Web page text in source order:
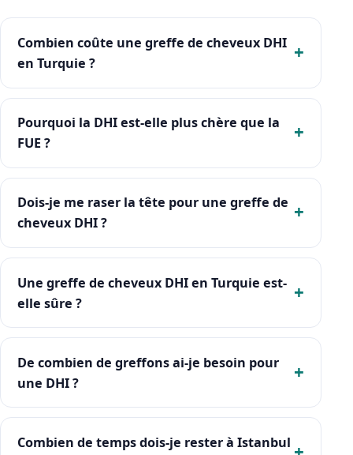
Combien coûte une greffe de cheveux DHI
en Turquie ?
Pourquoi la DHI est-elle plus chère que la
FUE ?
Dois-je me raser la tête pour une greffe de
cheveux DHI ?
Une greffe de cheveux DHI en Turquie est-
elle sûre ?
De combien de greffons ai-je besoin pour
une DHI ?
Combien de temps dois-je rester à Istanbul